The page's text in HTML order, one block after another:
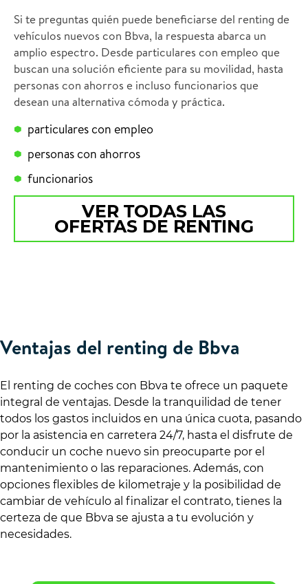
Si te preguntas quién puede beneficiarse del renting de
vehículos nuevos con Bbva, la respuesta abarca un
amplio espectro. Desde particulares con empleo que
buscan una solución eficiente para su movilidad, hasta
personas con ahorros e incluso funcionarios que
desean una alternativa cómoda y práctica.
particulares con empleo
personas con ahorros
funcionarios
VER TODAS LAS
OFERTAS DE RENTING
Ventajas del renting de Bbva
El renting de coches con Bbva te ofrece un paquete
integral de ventajas. Desde la tranquilidad de tener
todos los gastos incluidos en una única cuota, pasando
por la asistencia en carretera 24/7, hasta el disfrute de
conducir un coche nuevo sin preocuparte por el
mantenimiento o las reparaciones. Además, con
opciones flexibles de kilometraje y la posibilidad de
cambiar de vehículo al finalizar el contrato, tienes la
certeza de que Bbva se ajusta a tu evolución y
necesidades.